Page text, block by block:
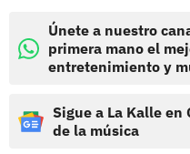
Únete a nuestro
primera mano el
entretenimiento y
Sigue a La Kalle
de la música